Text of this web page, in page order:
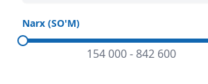
Narx (SO'M)
154 000-842 600